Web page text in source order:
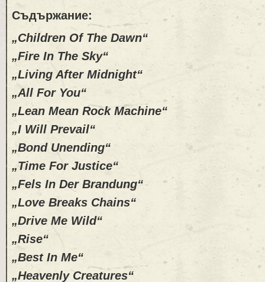
Съдържание:
„Children Of The Dawn“
„Fire In The Sky“
„Living After Midnight“
„All For You“
„Lean Mean Rock Machine“
„I Will Prevail“
„Bond Unending“
„Time For Justice“
„Fels In Der Brandung“
„Love Breaks Chains“
„Drive Me Wild“
„Rise“
„Best In Me“
„Heavenly Creatures“